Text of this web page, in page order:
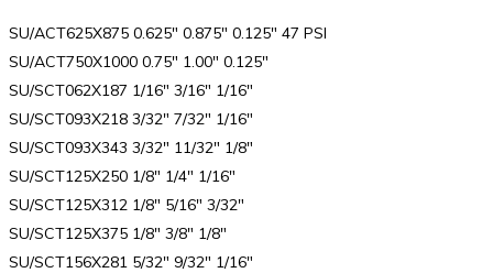
SU/ACT625X875 0.625″ 0.875″ 0.125″ 47 PSI
SU/ACT750X1000 0.75″ 1.00″ 0.125″
SU/SCT062X187 1/16″ 3/16″ 1/16″
SU/SCT093X218 3/32″ 7/32″ 1/16″
SU/SCT093X343 3/32″ 11/32″ 1/8″
SU/SCT125X250 1/8″ 1/4″ 1/16″
SU/SCT125X312 1/8″ 5/16″ 3/32″
SU/SCT125X375 1/8″ 3/8″ 1/8″
SU/SCT156X281 5/32″ 9/32″ 1/16″